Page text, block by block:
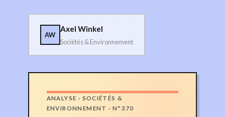
AW
Axel Winkel
Sociétés & Environnement
ANALYSE · SOCIÉTÉS &
ENVIRONNEMENT · N°370